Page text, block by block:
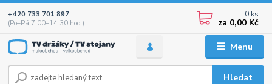
Menu
Hledat
+420 733 701 897
(Po–Pá 7:00–14:30 hod.)
0 ks
za 0,00 Kč